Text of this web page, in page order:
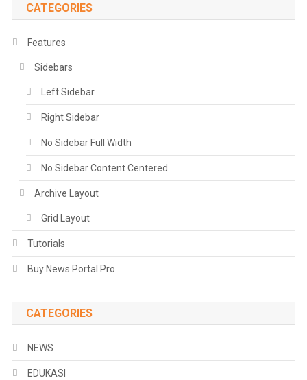
CATEGORIES
Features
Sidebars
Left Sidebar
Right Sidebar
No Sidebar Full Width
No Sidebar Content Centered
Archive Layout
Grid Layout
Tutorials
Buy News Portal Pro
CATEGORIES
NEWS
EDUKASI